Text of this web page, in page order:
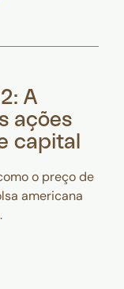
A
ações
capital
o preço de
americana